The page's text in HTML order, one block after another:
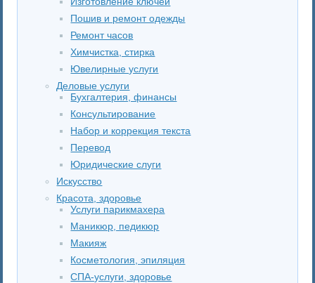
Пошив и ремонт одежды
Ремонт часов
Химчистка, стирка
Ювелирные услуги
Деловые услуги
Бухгалтерия, финансы
Консультирование
Набор и коррекция текста
Перевод
Юридические слуги
Искусство
Красота, здоровье
Услуги парикмахера
Маникюр, педикюр
Макияж
Косметология, эпиляция
СПА-услуги, здоровье